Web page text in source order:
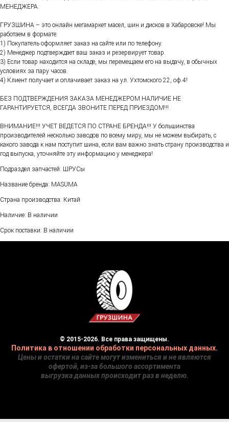
МЕНЕДЖЕРА.
ГРУЗШИНА – это онлайн мегамаркет масел, шин и дисков в Хабаровске! Мы
работаем в формате:
1) Покупатель оформляет заказ на сайте или по телефону.
2) Менеджер подтверждает ваш заказ и резервирует товар.
3) Если товар находится на складе, мы перемещаем его на выдачу, в обычных
условиях за пару часов.
4) Клиент получает и оплачивает заказ на ул. Ухтомского 22, оф.4!
БЕЗ ПОДТВЕРЖДЕНИЯ ЗАКАЗА МЕНЕДЖЕРОМ НАЛИЧИЕ НЕ
ГАРАНТИРУЕТСЯ, ВСЕГДА ЗВОНИТЕ ПЕРЕД ПРИЕЗДОМ!!!
ВНИМАНИЕ!!! УЧЕТ ВЕДЕТСЯ ПО СТРАНЕ БРЕНДА!!! У большинства
производителей несколько заводов по всему миру, мы не можем выбирать, с
какого завода к нам поступит шина, если вам важно знать страну производства и
год выпуска, уточняйте эту информацию у менеджера!
Подраздел запчастей: ШРУСы
Название бренда: MASUMA
Страна производства: Китай
Наличие: В наличии
Срок поставки: В наличии
© 2015-2026. Все права защищены.
Политика в отношении обработки персональных данных.
Цены и остатки на сайте могут измениться и не являются
офертой, из-за большого ассортимента
выгрузка данных происходит раз в неделю.